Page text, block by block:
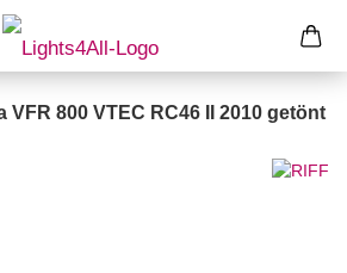
VFR 800 VTEC RC46 II 2010 getönt